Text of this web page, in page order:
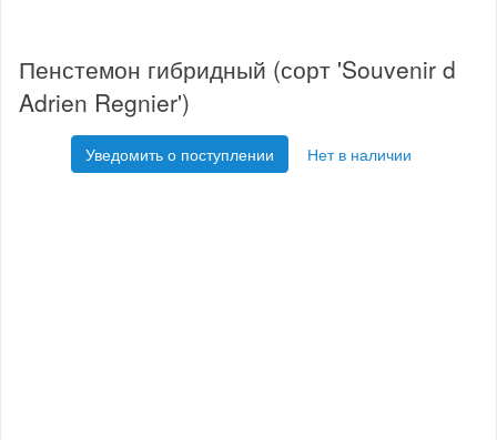
Пенстемон гибридный (сорт 'Souvenir d
Adrien Regnier')
Уведомить о поступлении Нет в наличии